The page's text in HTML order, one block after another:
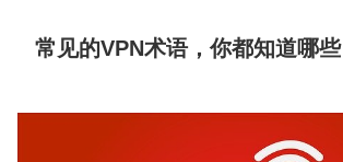
常见的VPN术语，你都知道哪些